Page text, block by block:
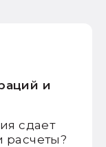
и
сдает
расчеты?